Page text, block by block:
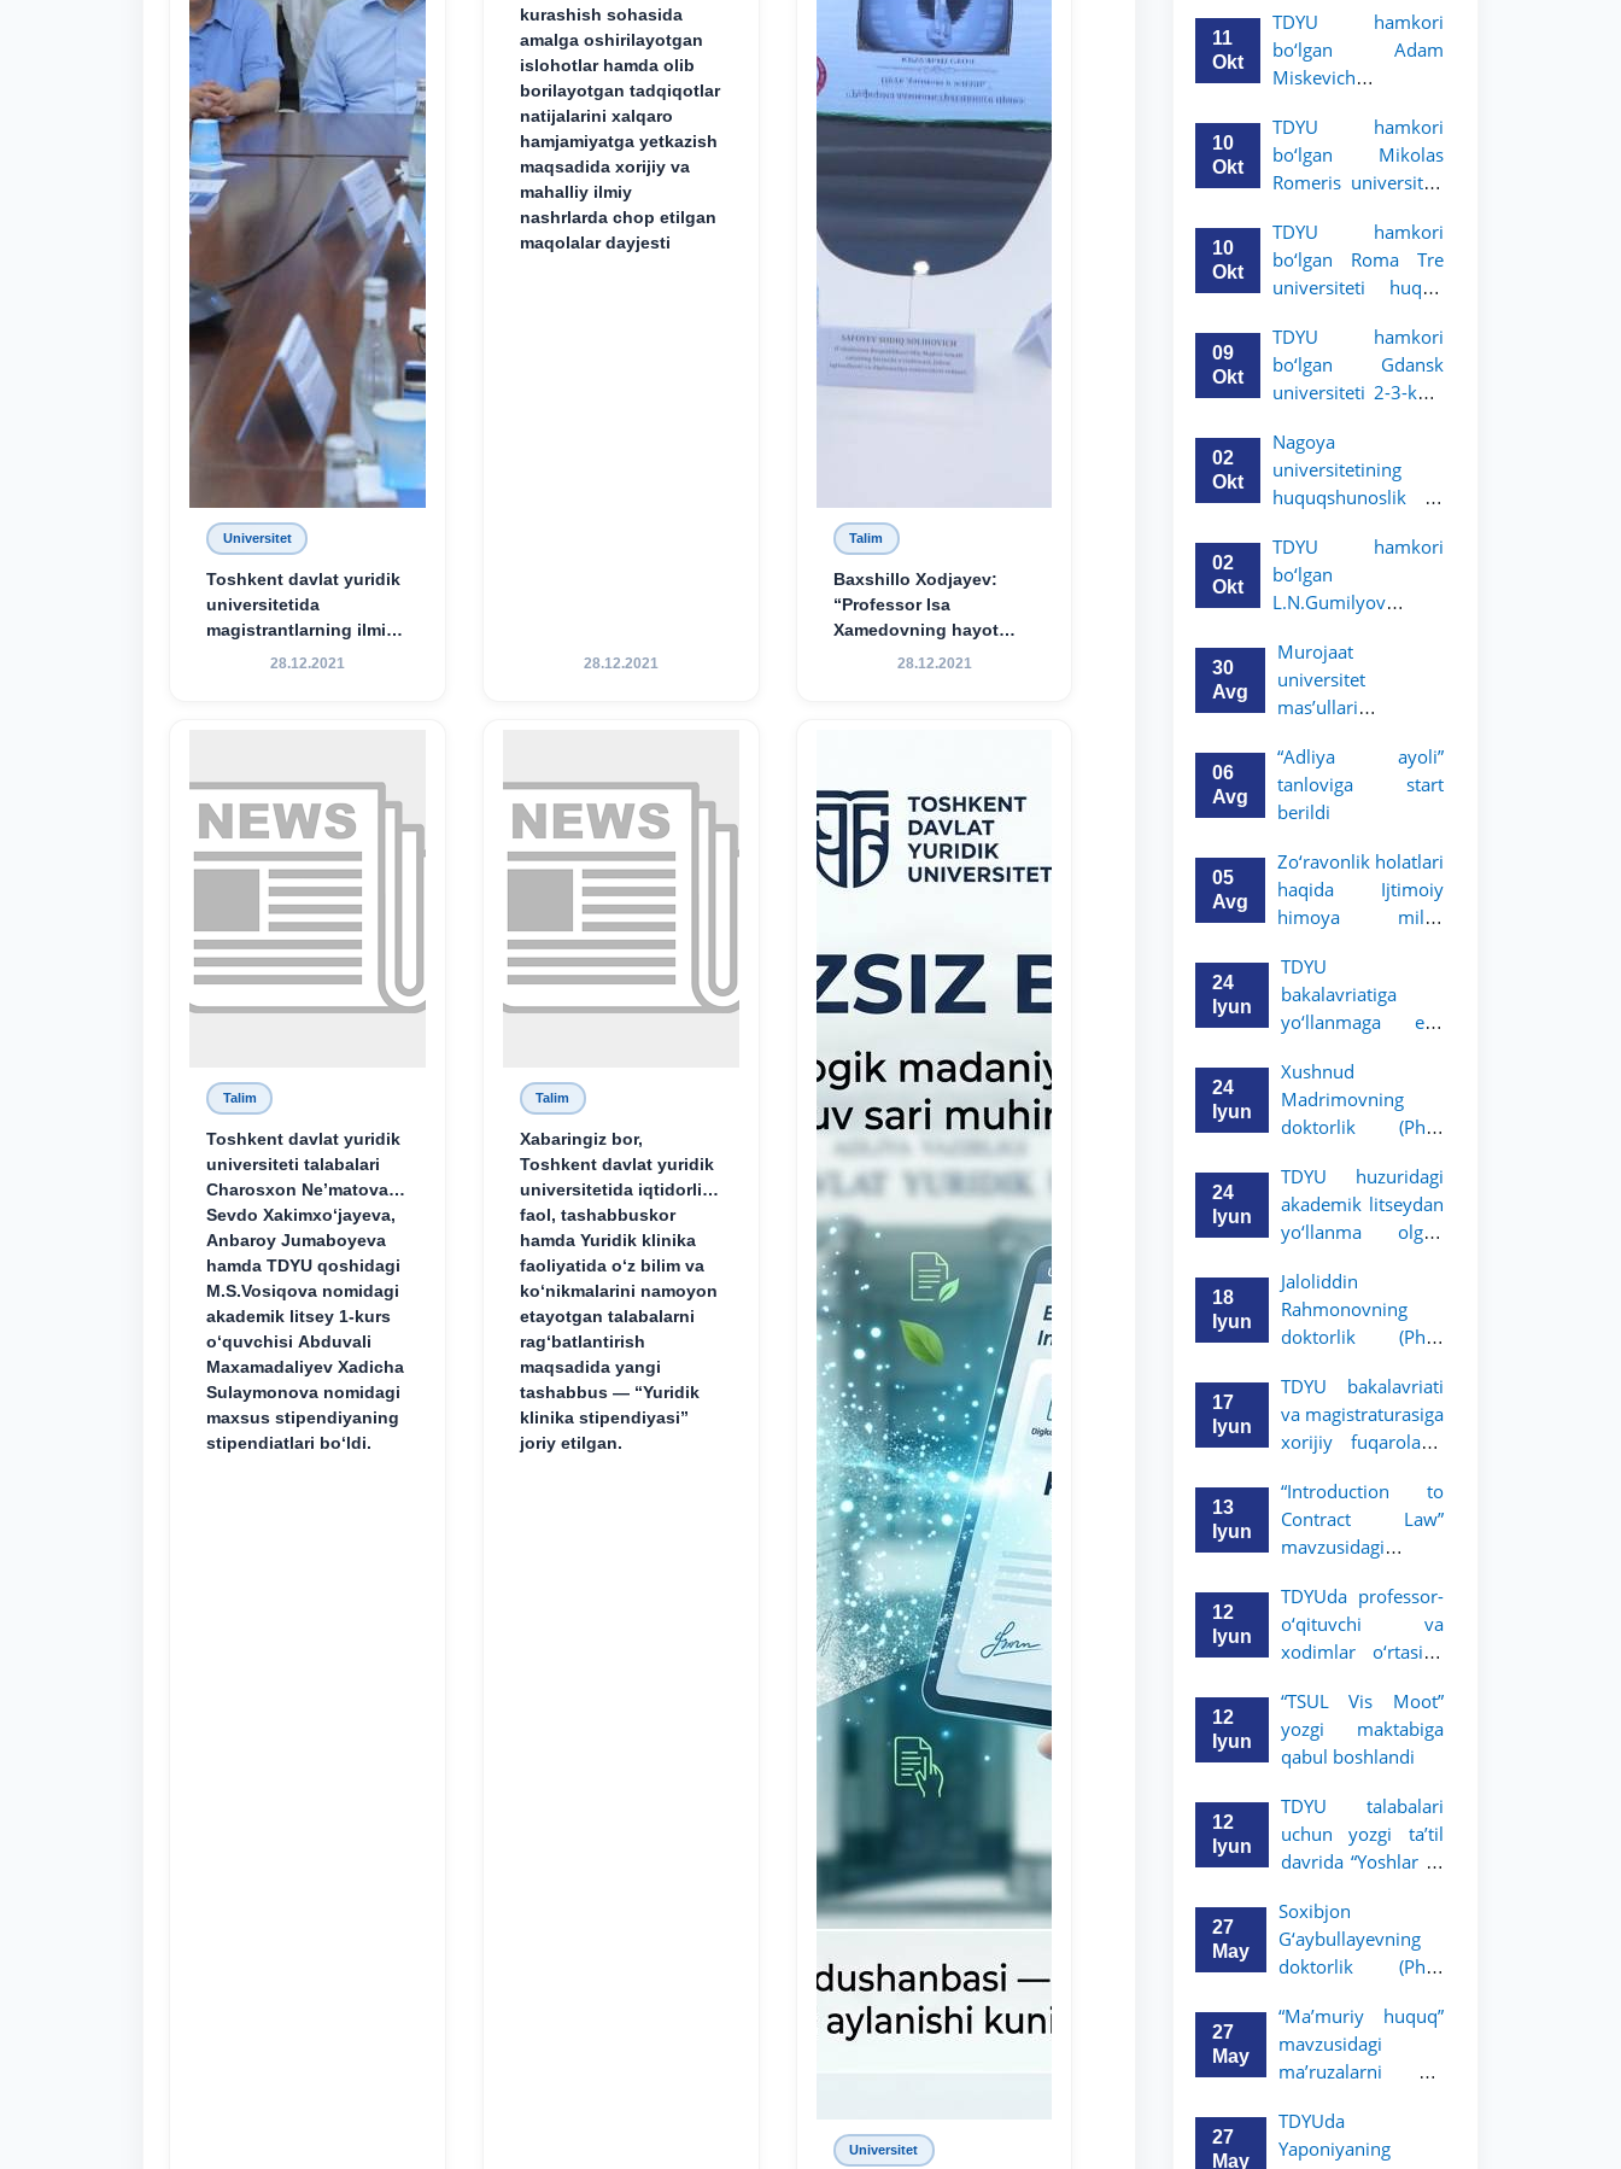
Universitet
Toshkent davlat yuridik
universitetida
magistrantlarning ilmiy-
amaliy konferensiyasi
28.12.2021
kurashish sohasida
amalga oshirilayotgan
islohotlar hamda olib
borilayotgan tadqiqotlar
natijalarini xalqaro
hamjamiyatga yetkazish
maqsadida xorijiy va
mahalliy ilmiy
nashrlarda chop etilgan
maqolalar dayjesti
28.12.2021
Talim
Baxshillo Xodjayev:
“Professor Isa
Xamedovning hayot
yo‘li — ilm-fanga,
28.12.2021
Talim
Toshkent davlat yuridik
universiteti talabalari
Charosxon Ne’matova,
Sevdo Xakimxo‘jayeva,
Anbaroy Jumaboyeva
hamda TDYU qoshidagi
M.S.Vosiqova nomidagi
akademik litsey 1-kurs
o‘quvchisi Abduvali
Maxamadaliyev Xadicha
Sulaymonova nomidagi
maxsus stipendiyaning
stipendiatlari bo‘ldi.
Talim
Xabaringiz bor,
Toshkent davlat yuridik
universitetida iqtidorli,
faol, tashabbuskor
hamda Yuridik klinika
faoliyatida o‘z bilim va
ko‘nikmalarini namoyon
etayotgan talabalarni
rag‘batlantirish
maqsadida yangi
tashabbus — “Yuridik
klinika stipendiyasi”
joriy etilgan.
Universitet
uchun akademik
mobillik dasturini
e’lon qildi
11
Okt
TDYU hamkori
bo‘lgan Adam
Miskevich
bosqich talabalari
uchun akademik
mobillik dasturini
10
Okt
TDYU hamkori
bo‘lgan Mikolas
Romeris universiteti
uchun akademik
mobillik dasturini
e’lon qildi
10
Okt
TDYU hamkori
bo‘lgan Roma Tre
universiteti huquq
talabalari uchun
akademik mobillik
dasturini e’lon qildi
09
Okt
TDYU hamkori
bo‘lgan Gdansk
universiteti 2-3-kurs
akademik mobillik
dasturini e’lon qildi
02
Okt
Nagoya
universitetining
huquqshunoslik va
boʻyicha
magistratura dasturi
stipendiyasiga
qilish boshlandi
02
Okt
TDYU hamkori
bo‘lgan
L.N.Gumilyov
Yevroosiyo milliy
universiteti 2-3-kurs
talabalari uchun
dasturini e’lon qiladi
30
Avg
Murojaat
universitet
mas’ullari
chiqilmoqda
06
Avg
“Adliya ayoli”
tanloviga start
berildi
05
Avg
Zo‘ravonlik holatlari
haqida Ijtimoiy
himoya milliy
hududiy
boʻlinmalariga
murojaat qiling
24
Iyun
TDYU
bakalavriatiga
yo‘llanmaga ega
litsey
bitiruvchilarini
o‘qishga qabul
arizalar qabuli
boshlandi
24
Iyun
Xushnud
Madrimovning
doktorlik (PhD)
himoyasi bo‘lib
o‘tadi
24
Iyun
TDYU huzuridagi
akademik litseydan
yo‘llanma olgan
yakka tartibdagi
suhbat savollari
ro‘yxati tasdiqlandi.
18
Iyun
Jaloliddin
Rahmonovning
doktorlik (PhD)
himoyasi bo‘lib
o‘tadi
17
Iyun
TDYU bakalavriati
va magistraturasiga
xorijiy fuqarolarni
qilish bo‘yicha
arizalar qabuli
boshlandi
13
Iyun
“Introduction to
Contract Law”
mavzusidagi
Kristofer Sayks olib
boradi
12
Iyun
TDYUda professor-
o‘qituvchi va
xodimlar o‘rtasida
tanlovi o‘tkazildi
12
Iyun
“TSUL Vis Moot”
yozgi maktabiga
qabul boshlandi
12
Iyun
TDYU talabalari
uchun yozgi ta’til
davrida “Yoshlar —
targ‘ibot tanlovi
e’lon qilindi
27
May
Soxibjon
G‘aybullayevning
doktorlik (PhD)
himoyasi bo‘lib
o‘tadi
27
May
“Ma’muriy huquq”
mavzusidagi
ma’ruzalarni Dr.
boradi
27
May
TDYUda
Yaponiyaning